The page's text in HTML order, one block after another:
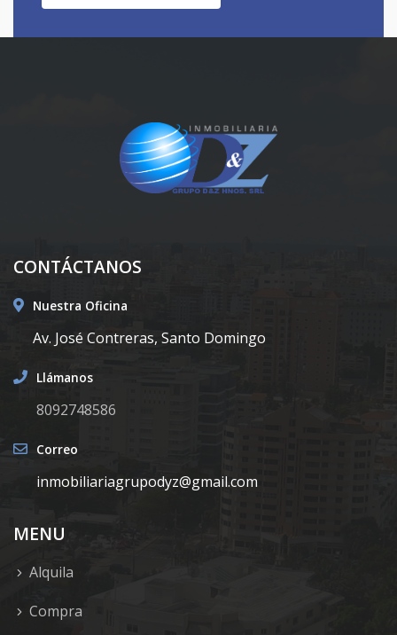
CONTÁCTANOS
Nuestra Oficina
Av. José Contreras, Santo Domingo
Llámanos
8092748586
Correo
inmobiliariagrupodyz@gmail.com
MENU
Alquila
Compra